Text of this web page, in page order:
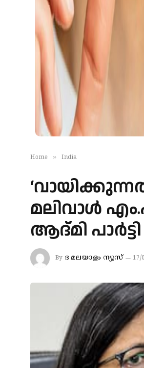
Home » India
മലിവാൾ
ആദ്മി പാർട്ടി
By ദ മലയാളം ന്യൂസ്‌ 17/